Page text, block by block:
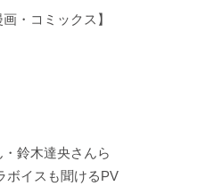
・コミックス】
鈴木達央さんら
ボイスも聞けるPV